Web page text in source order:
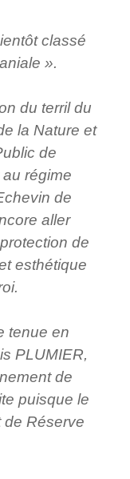
classé
».
du terril du
la Nature et
de
régime
de
aller
de
esthétique
tenue en
PLUMIER,
de
puisque le
de Réserve